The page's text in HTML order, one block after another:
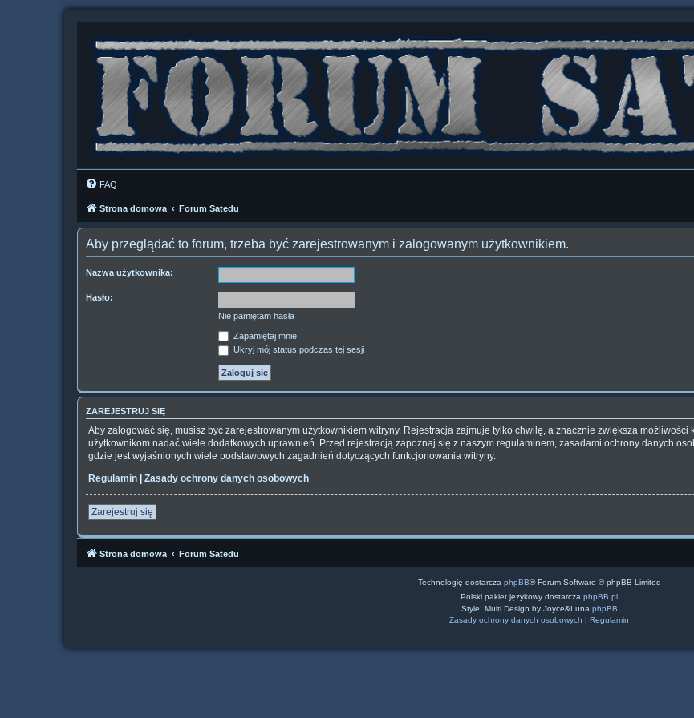
FAQ
Strona domowa Forum Satedu
Aby przeglądać to forum, trzeba być zarejestrowanym i zalogowanym użytkownikiem.
Nazwa użytkownika:
Hasło:
Nie pamiętam hasła
Zapamiętaj mnie
Ukryj mój status podczas tej sesji
ZAREJESTRUJ SIĘ
Aby zalogować się, musisz być zarejestrowanym użytkownikiem witryny. Rejestracja zajmuje tylko chwilę, a znacznie zwiększa
użytkownikom nadać wiele dodatkowych uprawnień. Przed rejestracją zapoznaj się z naszym regulaminem, zasadami ochrony danych
gdzie jest wyjaśnionych wiele podstawowych zagadnień dotyczących funkcjonowania witryny.
Regulamin | Zasady ochrony danych osobowych
Zarejestruj się
Strona domowa Forum Satedu
Technologię dostarcza phpBB® Forum Software © phpBB Limited
Polski pakiet językowy dostarcza phpBB.pl
Style: Multi Design by Joyce&Luna phpBB
Zasady ochrony danych osobowych | Regulamin